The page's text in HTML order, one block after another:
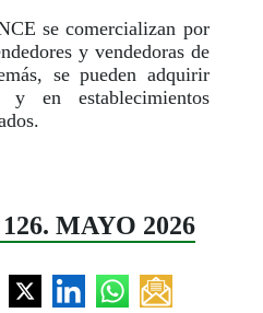
se comercializan por
y vendedoras de
se pueden adquirir
y en establecimientos
MAYO 2026